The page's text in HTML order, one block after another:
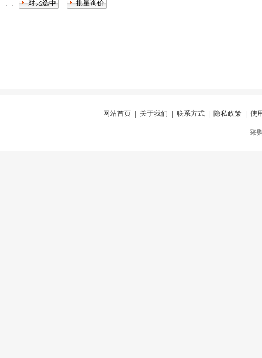
网站首页| 关于我们 联系方式| 隐私政策| 使
采